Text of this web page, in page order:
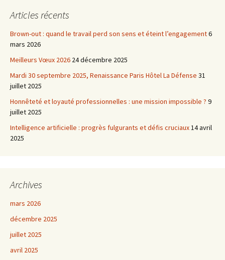
Articles récents
Brown-out : quand le travail perd son sens et éteint l’engagement6
mars 2026
Meilleurs Vœux 2026 24 décembre 2025
Mardi 30 septembre 2025, Renaissance Paris Hôtel La Défense 31
juillet 2025
Honnêteté et loyauté professionnelles : une mission impossible ? 9
juillet 2025
Intelligence artificielle : progrès fulgurants et défis cruciaux14 avril
2025
Archives
mars 2026
décembre 2025
juillet 2025
avril 2025